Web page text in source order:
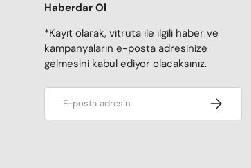
Haberdar Ol
*Kayıt olarak, vitruta ile ilgili haber ve
kampanyaların e-posta adresinize
gelmesini kabul ediyor olacaksınız.
Kaydol